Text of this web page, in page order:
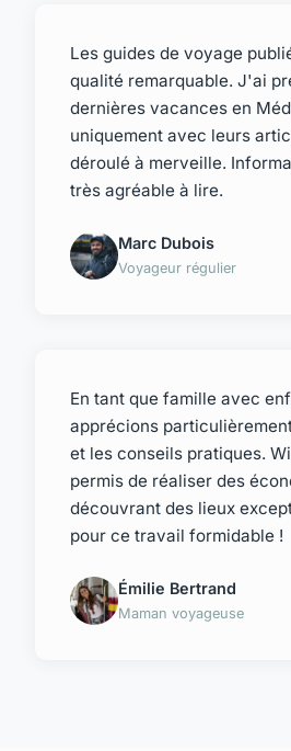
Les guides de voyage
qualité remarquable. J'ai
dernières vacances en
uniquement avec leurs
déroulé à merveille.
très agréable à lire.
Marc Dubois
Voyageur régulier
En tant que famille avec
apprécions
et les conseils pratiques.
permis de réaliser des
découvrant des lieux
pour ce travail formidable !
Émilie Bertrand
Maman voyageuse